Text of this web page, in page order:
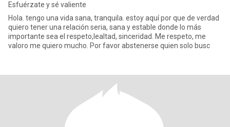
Esfuérzate y sé valiente
Hola. tengo una vida sana, tranquila. estoy aquí por que de verdad
quiero tener una relación seria, sana y estable donde lo más
importante sea el respeto,lealtad, sinceridad. Me respeto, me
valoro me quiero mucho. Por favor abstenerse quien solo busc